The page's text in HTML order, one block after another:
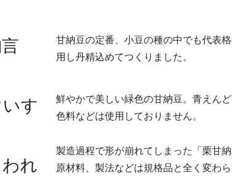
甘納豆の定番、小豆の種の中でも代表
用し丹精込めてつくりました。
す
鮮やかで美しい緑色の甘納豆。青えん
色料などは使用しておりません。
れ
製造過程で形が崩れてしまった「栗甘納
原材料、製法などは規格品と全く変わ